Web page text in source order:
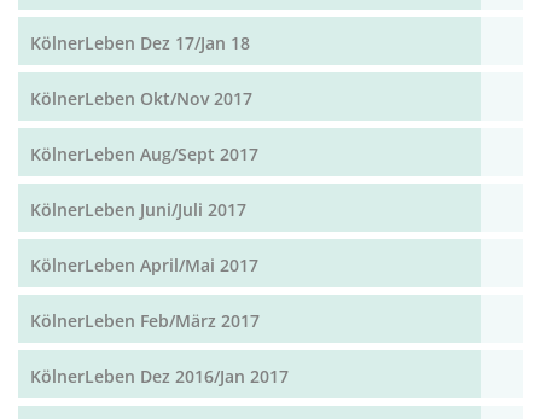
KölnerLeben Dez 17/Jan 18
KölnerLeben Okt/Nov 2017
KölnerLeben Aug/Sept 2017
KölnerLeben Juni/Juli 2017
KölnerLeben April/Mai 2017
KölnerLeben Feb/März 2017
KölnerLeben Dez 2016/Jan 2017